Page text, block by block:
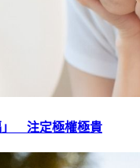
」 注定極權極貴